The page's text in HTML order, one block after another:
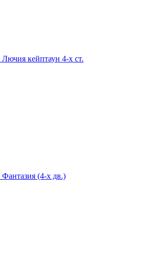
кейптаун 4-х ст.
(4-х дв.)